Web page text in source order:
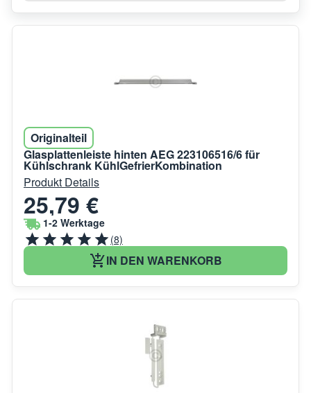
Originalteil
Glasplattenleiste hinten AEG 223106516/6 für
Kühlschrank KühlGefrierKombination
Produkt Details
25,79 €
1-2 Werktage
(8)
IN DEN WARENKORB